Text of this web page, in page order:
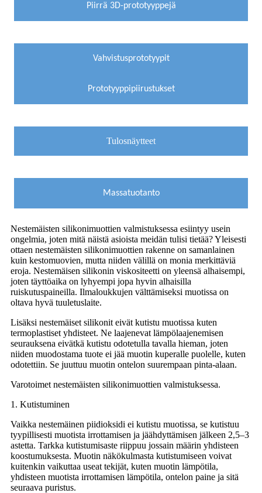
Piirrä 3D-prototyyppejä
Vahvistusprototyypit
Prototyyppipiirustukset
Tulosnäytteet
Massatuotanto
Nestemäisten silikonimuottien valmistuksessa esiintyy usein
ongelmia, joten mitä näistä asioista meidän tulisi tietää? Yleisesti
ottaen nestemäisten silikonimuottien rakenne on samanlainen
kuin kestomuovien, mutta niiden välillä on monia merkittäviä
eroja. Nestemäisen silikonin viskositeetti on yleensä alhaisempi,
joten täyttöaika on lyhyempi jopa hyvin alhaisilla
ruiskutuspaineilla. Ilmaloukkujen välttämiseksi muotissa on
oltava hyvä tuuletuslaite.
Lisäksi nestemäiset silikonit eivät kutistu muotissa kuten
termoplastiset yhdisteet. Ne laajenevat lämpölaajenemisen
seurauksena eivätkä kutistu odotetulla tavalla hieman, joten
niiden muodostama tuote ei jää muotin kuperalle puolelle, kuten
odotettiin. Se juuttuu muotin ontelon suurempaan pinta-alaan.
Varotoimet nestemäisten silikonimuottien valmistuksessa.
1. Kutistuminen
Vaikka nestemäinen piidioksidi ei kutistu muotissa, se kutistuu
tyypillisesti muotista irrottamisen ja jäähdyttämisen jälkeen 2,5–3
astetta. Tarkka kutistumisaste riippuu jossain määrin yhdisteen
koostumuksesta. Muotin näkökulmasta kutistumiseen voivat
kuitenkin vaikuttaa useat tekijät, kuten muotin lämpötila,
yhdisteen muotista irrottamisen lämpötila, ontelon paine ja sitä
seuraava puristus.